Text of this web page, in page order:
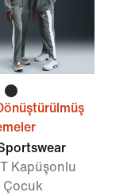
Kapüşonlu
Çocuk